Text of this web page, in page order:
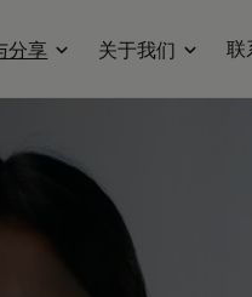
分享 关于我们 联